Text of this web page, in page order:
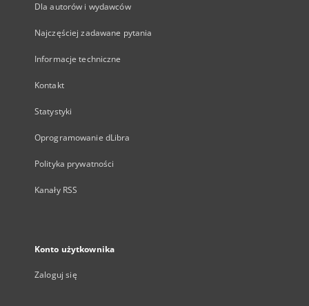
Dla autorów i wydawców
Najczęściej zadawane pytania
Informacje techniczne
Kontakt
Statystyki
Oprogramowanie dLibra
Polityka prywatności
Kanały RSS
Konto użytkownika
Zaloguj się